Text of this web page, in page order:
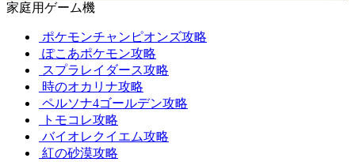
家庭用ゲーム機
ポケモンチャンピオンズ攻略
ぽこあポケモン攻略
スプラレイダース攻略
時のオカリナ攻略
ペルソナ4ゴールデン攻略
トモコレ攻略
バイオレクイエム攻略
紅の砂漠攻略